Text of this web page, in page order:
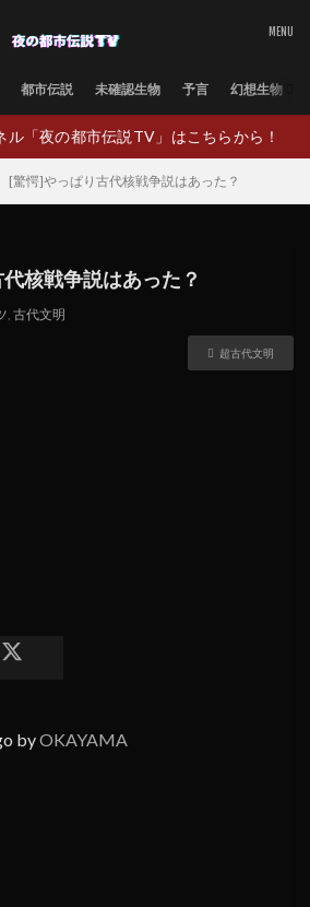
都市伝説 未確認生物 予言 幻想生物
ル「夜の都市伝説TV」はこちらから！
[驚愕]やっぱり古代核戦争説はあった？
核戦争説はあった？
, 古代文明
超古代文明
byOKAYAMA